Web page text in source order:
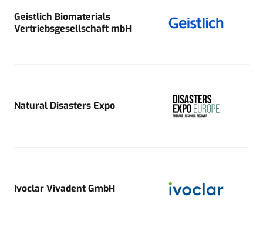
Geistlich Biomaterials
Vertriebsgesellschaft mbH
Natural Disasters Expo
Ivoclar Vivadent GmbH